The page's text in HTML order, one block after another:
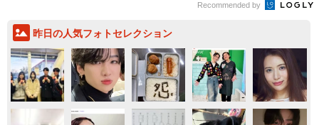
Recommended by
昨日の人気フォトセレクション